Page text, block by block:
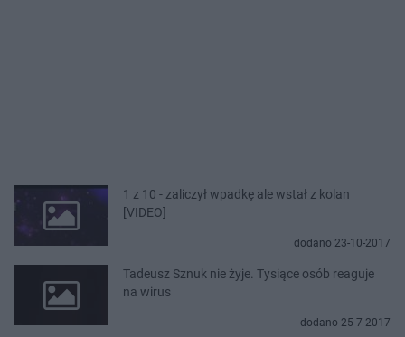
1 z 10 - zaliczył wpadkę ale wstał z kolan
[VIDEO]
dodano 23-10-2017
Tadeusz Sznuk nie żyje. Tysiące osób reaguje
na wirus
dodano 25-7-2017